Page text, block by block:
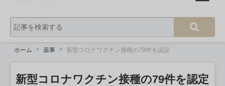
ホーム 薬事 新型コロナワクチン接種の79件を認定
新型コロナワクチン接種の79件を認定